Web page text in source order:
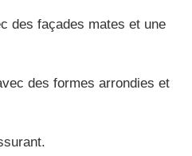
des façades mates et une
des formes arrondies et